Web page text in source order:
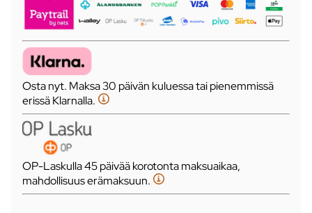
Osta nyt. Maksa 30 päivän kuluessa tai pienemmissä
erissä Klarnalla.
OP-Laskulla 45 päivää korotonta maksuaikaa,
mahdollisuus erämaksuun.